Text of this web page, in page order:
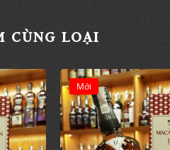
CÙNG LOẠI
Mới